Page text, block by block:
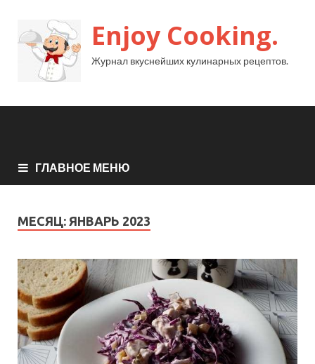
Enjoy Cooking.
Журнал вкуснейших кулинарных рецептов.
ГЛАВНОЕ МЕНЮ
МЕСЯЦ: ЯНВАРЬ 2023